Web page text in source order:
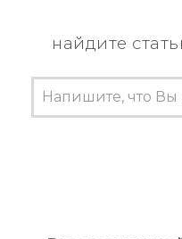
найдите